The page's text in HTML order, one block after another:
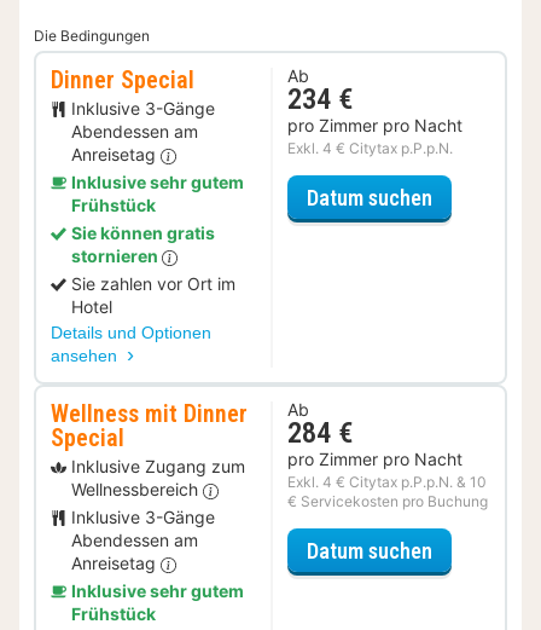
Die Bedingungen
Dinner Special
Inklusive 3-Gänge
Abendessen am
Anreisetag
Inklusive sehr gutem
Frühstück
Sie können gratis
stornieren
Sie zahlen vor Ort im
Hotel
Details und Optionen
ansehen
Ab
234 €
pro Zimmer pro Nacht
Exkl. 4 € Citytax p.P.p.N.
Datum suchen
Wellness mit Dinner
Special
Inklusive Zugang zum
Wellnessbereich
Inklusive 3-Gänge
Abendessen am
Anreisetag
Inklusive sehr gutem
Frühstück
Ab
284 €
pro Zimmer pro Nacht
Exkl. 4 € Citytax p.P.p.N. & 10
€ Servicekosten pro Buchung
Datum suchen